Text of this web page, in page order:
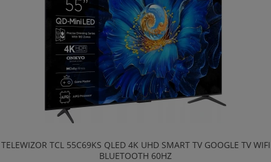
TELEWIZOR TCL 55C69KS QLED 4K UHD SMART TV GOOGLE TV WIFI
BLUETOOTH 60HZ